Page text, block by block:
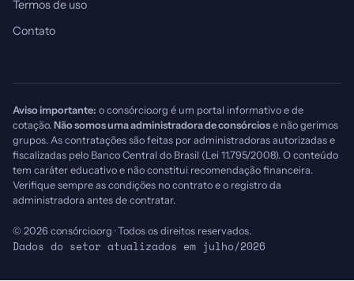
Termos de uso
Contato
Aviso importante: o consórcio.org é um portal informativo e de
cotação. Não somos uma administradora de consórcios e não gerimos
grupos. As contratações são feitas por administradoras autorizadas e
fiscalizadas pelo Banco Central do Brasil (Lei 11.795/2008). O conteúdo
tem caráter educativo e não constitui recomendação financeira.
Verifique sempre as condições no contrato e o registro da
administradora antes de contratar.
© 2026 consórcio.org · Todos os direitos reservados.
Dados do setor atualizados em julho/2026